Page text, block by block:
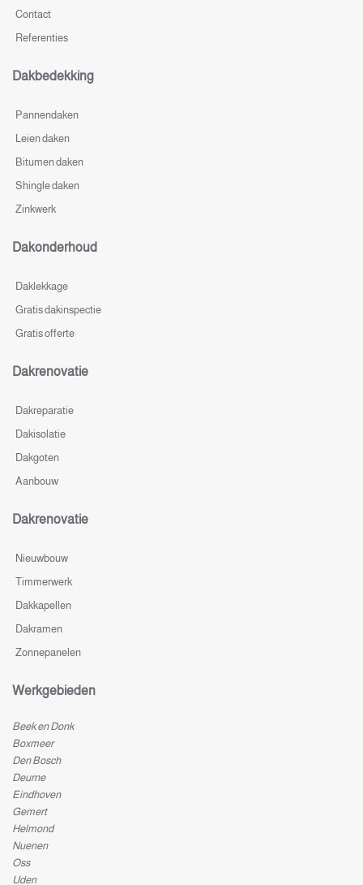
Contact
Referenties
Dakbedekking
Pannendaken
Leien daken
Bitumen daken
Shingle daken
Zinkwerk
Dakonderhoud
Daklekkage
Gratis dakinspectie
Gratis offerte
Dakrenovatie
Dakreparatie
Dakisolatie
Dakgoten
Aanbouw
Dakrenovatie
Nieuwbouw
Timmerwerk
Dakkapellen
Dakramen
Zonnepanelen
Werkgebieden
Beek en Donk
Boxmeer
Den Bosch
Deurne
Eindhoven
Gemert
Helmond
Nuenen
Oss
Uden